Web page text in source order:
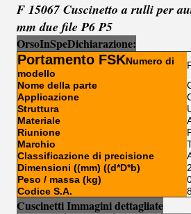
F 15067 Cuscinetto a rulli per
mm due file P6 P5
OrsoInSpeDichiarazione:
Portamento FSKNumero di
modello
Nome della parte
Applicazione
Struttura
Materiale
Riunione
Marchio
Classificazione di precisione
Dimensioni ((mm) ((d*D*b)
Peso / massa (kg)
Codice S.A.
Cuscinetti Immagini dettagliate